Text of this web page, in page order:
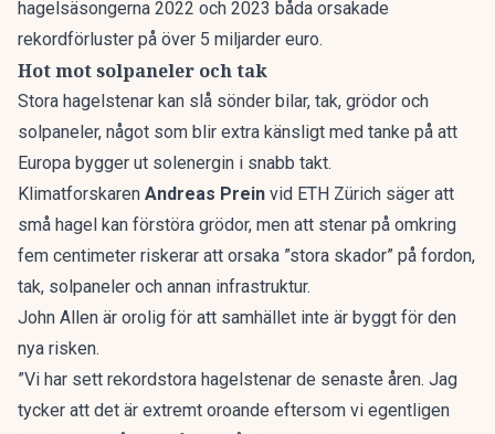
hagelsäsongerna 2022 och 2023 båda orsakade
rekordförluster på över 5 miljarder euro.
Hot mot solpaneler och tak
Stora hagelstenar kan slå sönder bilar, tak, grödor och
solpaneler, något som blir extra känsligt med tanke på att
Europa bygger ut solenergin i snabb takt.
Klimatforskaren Andreas Prein vid ETH Zürich säger att
små hagel kan förstöra grödor, men att stenar på omkring
fem centimeter riskerar att orsaka ”stora skador” på fordon,
tak, solpaneler och annan infrastruktur.
John Allen är orolig för att samhället inte är byggt för den
nya risken.
”Vi har sett rekordstora hagelstenar de senaste åren. Jag
tycker att det är extremt oroande eftersom vi egentligen